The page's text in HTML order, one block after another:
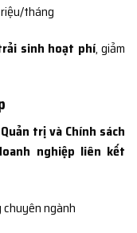
tháng
sinh hoạt phí, giảm
trị và Chính sách
nghiệp liên kết
ngành